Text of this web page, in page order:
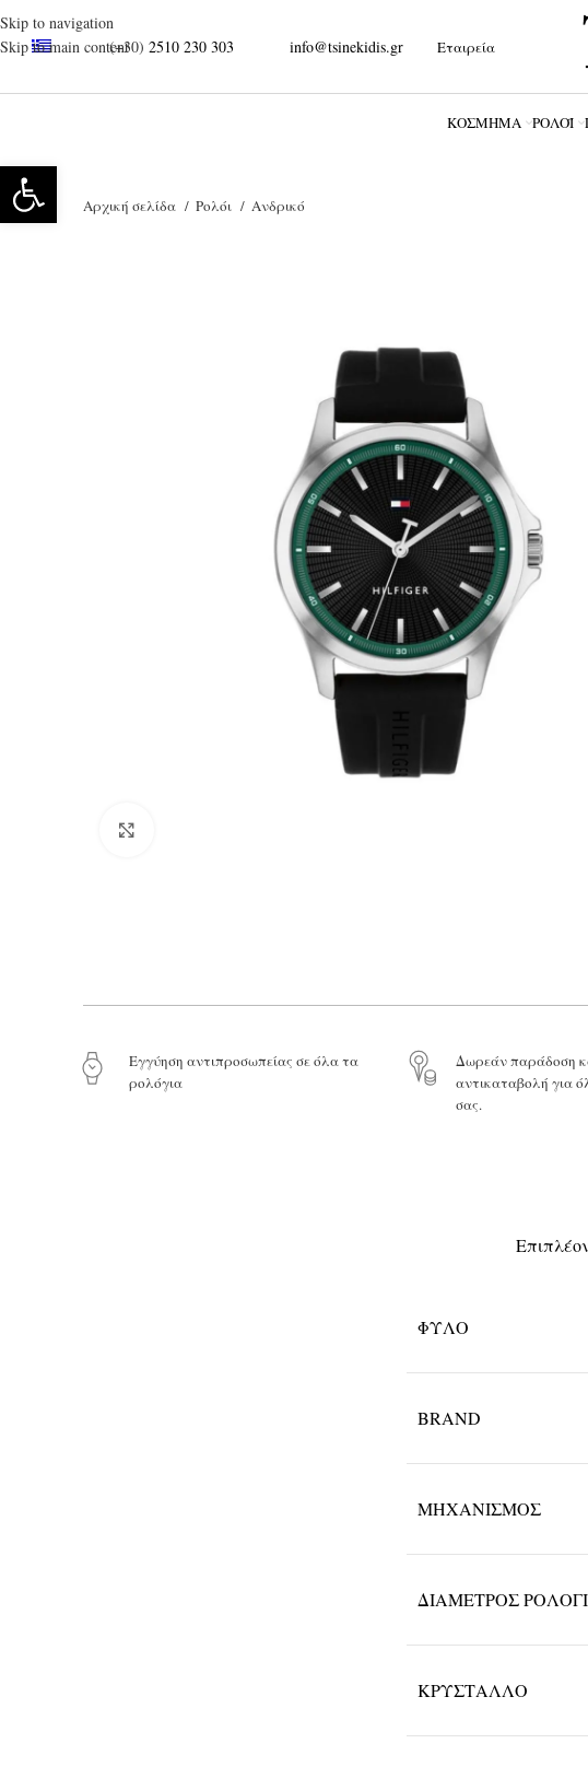
Skip to navigation
Skip to main content
(+30) 2510 230 303 info@tsinekidis.gr Εταιρεία
ΚΌΣΜΗΜΑ ΡΟΛΌΪ
Αρχική σελίδα Ρολόι Ανδρικό
Eγγύηση αντιπροσωπείας σε όλα τα
ρολόγια
Δωρεάν παράδοση
αντικαταβολή για
σας.
ΦΎΛΟ
BRAND
ΜΗΧΑΝΙΣΜΌΣ
ΔΙΆΜΕΤΡΟΣ
ΚΡΎΣΤΑΛΛΟ
Ανοίξτε τη γραμμή εργαλείων